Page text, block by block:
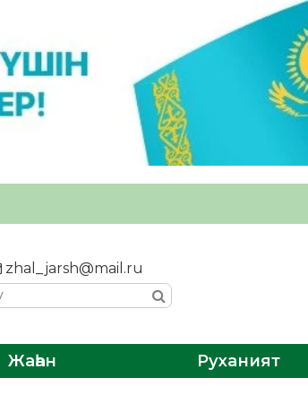
zhal_jarsh@mail.ru
Жаһан Руханият